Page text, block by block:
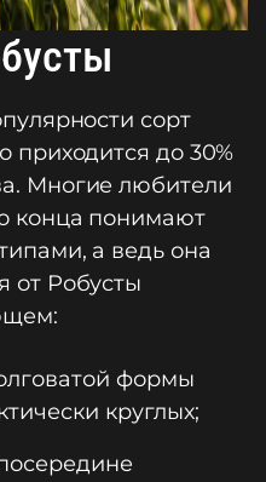
сорт
приходится до 30%
Многие любители
конца понимают
а ведь она
от Робусты
формы
круглых;